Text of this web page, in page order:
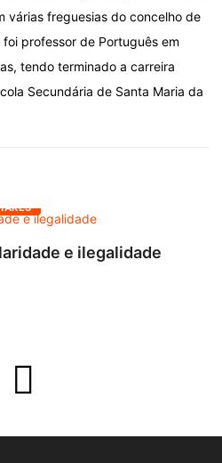
várias freguesias do concelho de
foi professor de Português em
tendo terminado a carreira
Secundária de Santa Maria da
e ilegalidade